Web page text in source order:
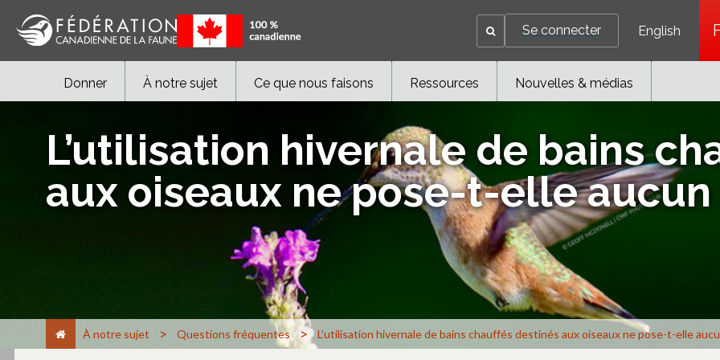
Se connecter English
Donner À notre sujet Ce que nous faisons Ressources Nouvelles & médias
L’utilisation hivernale de bains
aux oiseaux ne pose-t-elle
À notre sujet > Questions fréquentes > L’utilisation hivernale de bains chauffés destinés aux oiseaux ne pose-t-elle